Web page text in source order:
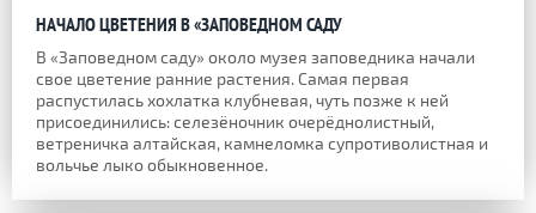
НАЧАЛО ЦВЕТЕНИЯ В «ЗАПОВЕДНОМ САДУ
В «Заповедном саду» около музея заповедника начали
свое цветение ранние растения. Самая первая
распустилась хохлатка клубневая, чуть позже к ней
присоединились: селезёночник очерёднолистный,
ветреничка алтайская, камнеломка супротиволистная и
вольчье лыко обыкновенное.